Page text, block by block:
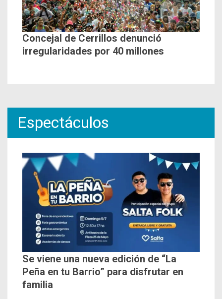
Concejal de Cerrillos denunció
irregularidades por 40 millones
Espectáculos
Se viene una nueva edición de “La
Peña en tu Barrio” para disfrutar en
familia